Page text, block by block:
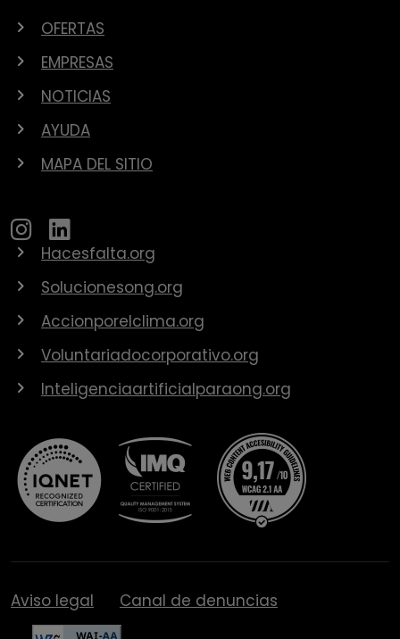
OFERTAS
EMPRESAS
NOTICIAS
AYUDA
MAPA DEL SITIO
Hacesfalta.org
Solucionesong.org
Accionporelclima.org
Voluntariadocorporativo.org
Inteligenciaartificialparaong.org
Aviso legal Canal de denuncias